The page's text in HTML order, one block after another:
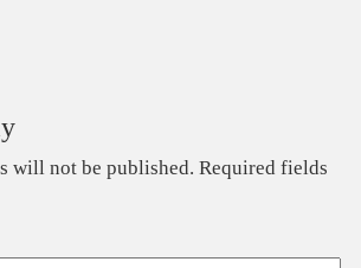
will not be published. Required fields